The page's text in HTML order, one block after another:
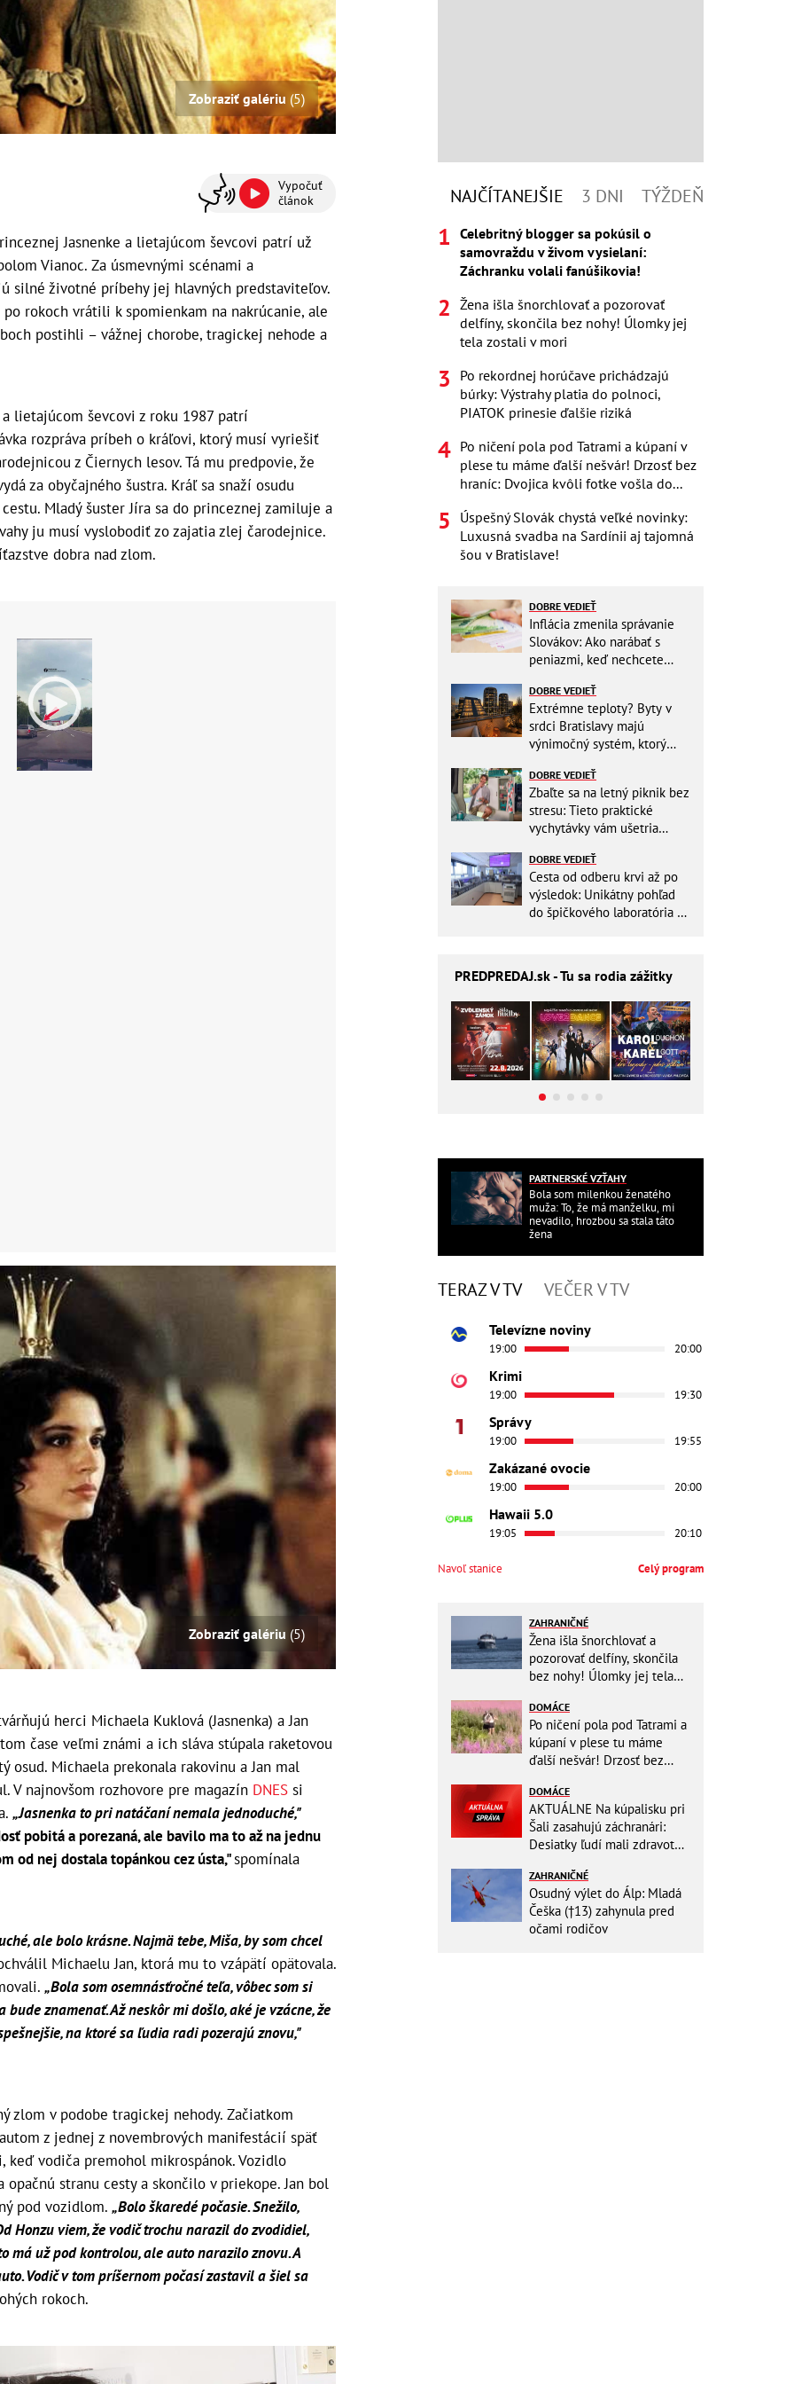
Zobraziť galériu (5)
Vypočuť
článok
Jasnenke a lietajúcom ševcovi patrí už
Vianoc. Za úsmevnými scénami a
silné životné príbehy jej hlavných predstaviteľov.
rokoch vrátili k spomienkam na nakrúcanie, ale
postihli – vážnej chorobe, tragickej nehode a
lietajúcom ševcovi z roku 1987 patrí
rozpráva príbeh o kráľovi, ktorý musí vyriešiť
z Čiernych lesov. Tá mu predpovie, že
za obyčajného šustra. Kráľ sa snaží osudu
Mladý šuster Jíra sa do princeznej zamiluje a
ju musí vyslobodiť zo zajatia zlej čarodejnice.
dobra nad zlom.
Zobraziť galériu (5)
herci Michaela Kuklová (Jasnenka) a Jan
čase veľmi známi a ich sláva stúpala raketovou
Michaela prekonala rakovinu a Jan mal
V najnovšom rozhovore pre magazín DNES si
„Jasnenka to pri natáčaní nemala jednoduché,"
pobitá a porezaná, ale bavilo ma to až na jednu
od nej dostala topánkou cez ústa,"spomínala
ale bolo krásne. Najmä tebe, Miša, by som chcel
Michaelu Jan, ktorá mu to vzápätí opätovala.
„Bola som osemnásťročné teľa, vôbec som si
znamenať. Až neskôr mi došlo, aké je vzácne, že
na ktoré sa ľudia radi pozerajú znovu,"
zlom v podobe tragickej nehody. Začiatkom
z jednej z novembrových manifestácií späť
keď vodiča premohol mikrospánok. Vozidlo
stranu cesty a skončilo v priekope. Jan bol
pod vozidlom. „Bolo škaredé počasie. Snežilo,
Honzu viem, že vodič trochu narazil do zvodidiel,
má už pod kontrolou, ale auto narazilo znovu. A
Vodič v tom príšernom počasí zastavil a šiel sa
rokoch.
NAJČÍTANEJŠIE 3 DNI TÝŽDEŇ
Celebritný blogger sa pokúsil o
samovraždu v živom vysielaní:
Záchranku volali fanúšikovia!
Žena išla šnorchlovať a pozorovať
delfíny, skončila bez nohy! Úlomky jej
tela zostali v mori
Po rekordnej horúčave prichádzajú
búrky: Výstrahy platia do polnoci,
PIATOK prinesie ďalšie riziká
Po ničení pola pod Tatrami a kúpaní v
plese tu máme ďalší nešvár! Drzosť bez
hraníc: Dvojica kvôli fotke vošla do...
Úspešný Slovák chystá veľké novinky:
Luxusná svadba na Sardínii aj tajomná
šou v Bratislave!
DOBRE VEDIEŤ
Inflácia zmenila správanie
Slovákov: Ako narábať s
peniazmi, keď nechcete
DOBRE VEDIEŤ
Extrémne teploty? Byty v
srdci Bratislavy majú
výnimočný systém, ktorý
DOBRE VEDIEŤ
Zbaľte sa na letný piknik bez
stresu: Tieto praktické
vychytávky vám ušetria
DOBRE VEDIEŤ
Cesta od odberu krvi až po
výsledok: Unikátny pohľad
do špičkového laboratória na
PREDPREDAJ.sk - Tu sa rodia zážitky
PARTNERSKÉ VZŤAHY
Bola som milenkou ženatého
muža: To, že má manželku, mi
nevadilo, hrozbou sa stala táto
žena
TERAZ V TV VEČER V TV
Televízne noviny
19:00 20:00
Krimi
19:00 19:30
Správy
19:00 19:55
Zakázané ovocie
19:00 20:00
Hawaii 5.0
19:05 20:10
Navoľ stanice Celý program
ZAHRANIČNÉ
Žena išla šnorchlovať a
pozorovať delfíny, skončila
bez nohy! Úlomky jej tela
DOMÁCE
Po ničení pola pod Tatrami a
kúpaní v plese tu máme
ďalší nešvár! Drzosť bez
vošla do...
DOMÁCE
AKTUÁLNE Na kúpalisku pri
Šali zasahujú záchranári:
Desiatky ľudí mali zdravotné
ZAHRANIČNÉ
Osudný výlet do Álp: Mladá
Češka (†13) zahynula pred
očami rodičov